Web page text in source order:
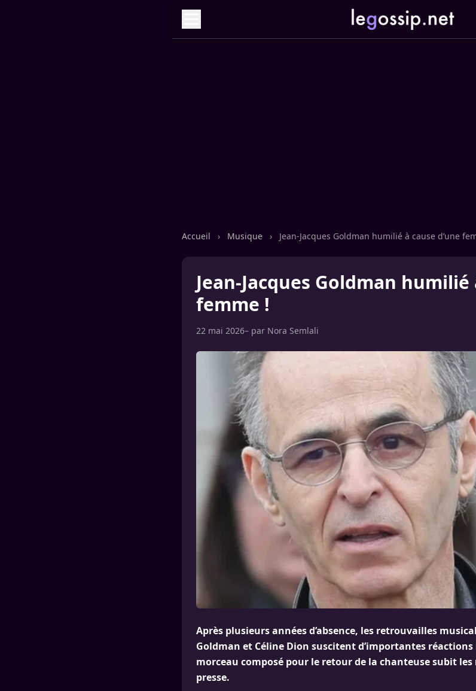
Accueil › Musique › Jean-Jacques Goldman humilié à cause d’une
Jean-Jacques Goldman humilié
femme !
22 mai 2026– par Nora Semlali
Après plusieurs années d’absence, les retrouvailles
Goldman et Céline Dion suscitent d’importantes
morceau composé pour le retour de la chanteuse subit les
presse.